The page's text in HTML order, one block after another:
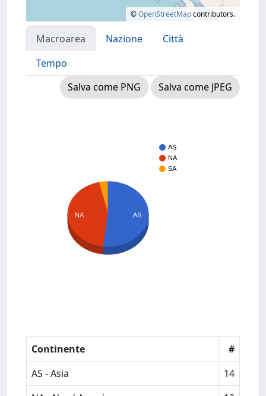
©OpenStreetMapcontributors.
Macroarea Nazione
Città
Tempo
Salva come PNG
Salva come JPEG
AS
NA
SA
NA AS
Continente
#
AS - Asia
14